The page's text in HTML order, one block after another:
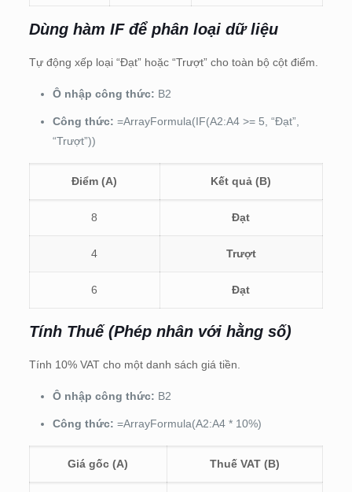
Dùng hàm IF để phân loại dữ liệu
Tự động xếp loại “Đạt” hoặc “Trượt” cho toàn bộ cột điểm.
Ô nhập công thức: B2
Công thức: =ArrayFormula(IF(A2:A4 >= 5, “Đạt”,
“Trượt”))
Điểm (A) Kết quả (B)
8 Đạt
4 Trượt
6 Đạt
Tính Thuế (Phép nhân với hằng số)
Tính 10% VAT cho một danh sách giá tiền.
Ô nhập công thức: B2
Công thức: =ArrayFormula(A2:A4 * 10%)
Giá gốc (A) Thuế VAT (B)